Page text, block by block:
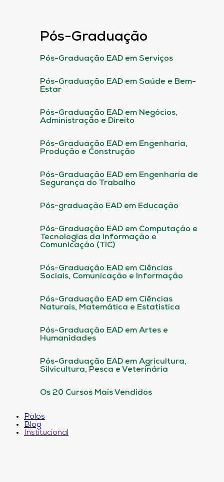
Pós-Graduação
Pós-Graduação EAD em Serviços
Pós-Graduação EAD em Saúde e Bem-
Estar
Pós-Graduação EAD em Negócios,
Administração e Direito
Pós-Graduação EAD em Engenharia,
Produção e Construção
Pós-Graduação EAD em Engenharia de
Segurança do Trabalho
Pós-graduação EAD em Educação
Pós-Graduação EAD em Computação e
Tecnologias da informação e
Comunicação (TIC)
Pós-Graduação EAD em Ciências
Sociais, Comunicação e Informação
Pós-Graduação EAD em Ciências
Naturais, Matemática e Estatística
Pós-Graduação EAD em Artes e
Humanidades
Pós-Graduação EAD em Agricultura,
Silvicultura, Pesca e Veterinária
Os 20 Cursos Mais Vendidos
Polos
Blog
Institucional